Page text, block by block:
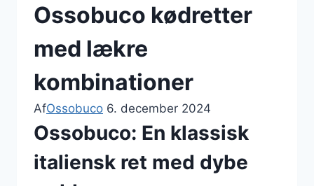
Ossobuco kødretter
med lækre
kombinationer
AfOssobuco 6. december 2024
Ossobuco: En klassisk
italiensk ret med dybe